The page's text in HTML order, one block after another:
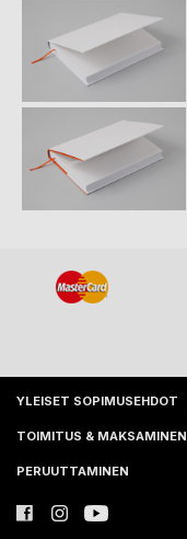
YLEISET SOPIMUSEHDOT
TOIMITUS & MAKSAMINEN
PERUUTTAMINEN